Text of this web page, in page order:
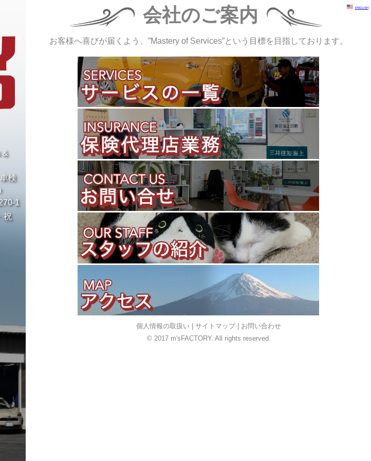
&
検
1
祝
会社のご案内
お客様へ喜びが届くよう、”Mastery of Services”という目標を目指しております。
個人情報の取扱い |サイトマップ| お問い合わせ
© 2017 m'sFACTORY. All rights reserved.
ENGLISH